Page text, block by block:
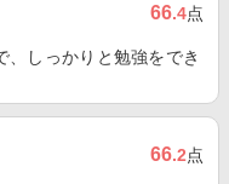
66.4点
しっかりと勉強をでき
66.2点